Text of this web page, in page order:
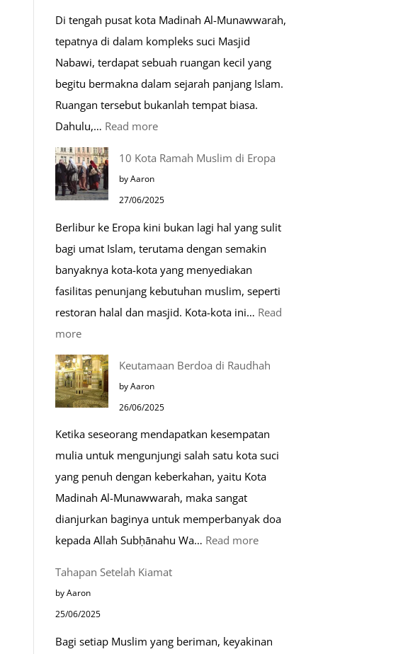
hari
Di tengah pusat kota Madinah Al-Munawwarah,
tepatnya di dalam kompleks suci Masjid
Nabawi, terdapat sebuah ruangan kecil yang
begitu bermakna dalam sejarah panjang Islam.
Ruangan tersebut bukanlah tempat biasa.
Dahulu,… Read more:
Masjid
Nabawi
10 Kota Ramah Muslim di Eropa
by Aaron
27/06/2025
Berlibur ke Eropa kini bukan lagi hal yang sulit
bagi umat Islam, terutama dengan semakin
banyaknya kota-kota yang menyediakan
fasilitas penunjang kebutuhan muslim, seperti
restoran halal dan masjid. Kota-kota ini… Read
more:
10
Kota
Ramah
di
Eropa
Keutamaan Berdoa di Raudhah
by Aaron
26/06/2025
Ketika seseorang mendapatkan kesempatan
mulia untuk mengunjungi salah satu kota suci
yang penuh dengan keberkahan, yaitu Kota
Madinah Al-Munawwarah, maka sangat
dianjurkan baginya untuk memperbanyak doa
kepada Allah Subḥānahu Wa… Read more:
Tahapan Setelah Kiamat
by Aaron
25/06/2025
Bagi setiap Muslim yang beriman, keyakinan